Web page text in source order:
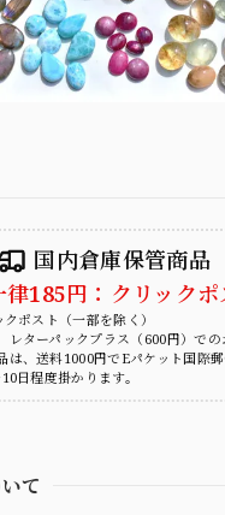
国内倉庫保管商品
律185円：クリックポ
ポスト（一部を除く）
レターパックプラス（600円）での
は、送料1000円でEパケット国際
日程度掛かります。
て